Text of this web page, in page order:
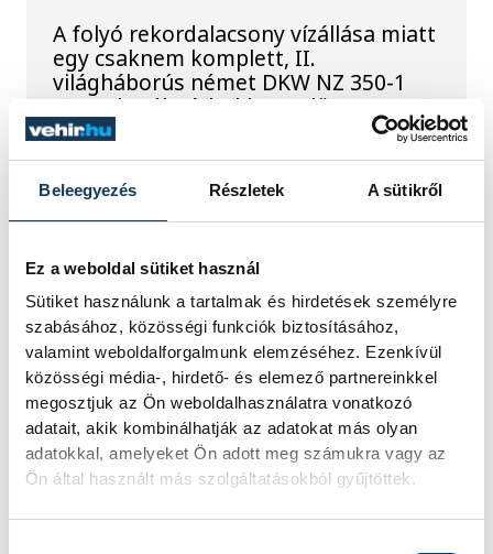
Beleegyezés Részletek A sütikről
Ez a weboldal sütiket használ
Sütiket használunk a tartalmak és hirdetések személyre
szabásához, közösségi funkciók biztosításához,
valamint weboldalforgalmunk elemzéséhez. Ezenkívül
közösségi média-, hirdető- és elemező partnereinkkel
megosztjuk az Ön weboldalhasználatra vonatkozó
adatait, akik kombinálhatják az adatokat más olyan
adatokkal, amelyeket Ön adott meg számukra vagy az
Ön által használt más szolgáltatásokból gyűjtöttek.
A folyó rekordalacsony vízállása miatt
egy csaknem komplett, II.
világháborús német DKW NZ 350-1
motorkerékpárbukkant elő a
Batthyány téri rakpart sziklái alól,
máshol pedig egy közel féltonnás brit
akna került elő.
Késéltánc a Dunán: Mi
történik, ha leáll Paks?
Mártha Imre, az MVM Zrt. egykori
vezérigazgatója ATV-n Rónai Egonnak
adott interjújában vázolta fel a Paksi
Atomerőmű előtt álló példátlan
technológiai kihívásokat. A
szakember, aki korábban éveken át
felelt a hazai energetikai
fejlesztésekért és a paksi blokkok